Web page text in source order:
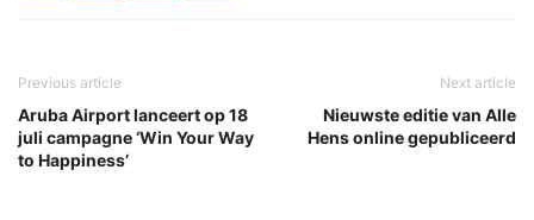
Previous article
Aruba Airport lanceert op 18
juli campagne ‘Win Your Way
to Happiness’
Next article
Nieuwste editie van Alle
Hens online gepubliceerd